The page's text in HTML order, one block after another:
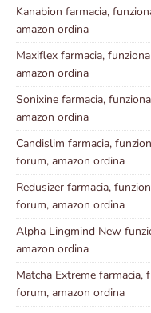
Kanabion farmacia,
amazon ordina
Maxiflex farmacia,
amazon ordina
Sonixine farmacia,
amazon ordina
Candislim farmacia,
forum, amazon ordina
Redusizer farmacia,
forum, amazon ordina
Alpha Lingmind New
amazon ordina
Matcha Extreme farmacia,
forum, amazon ordina